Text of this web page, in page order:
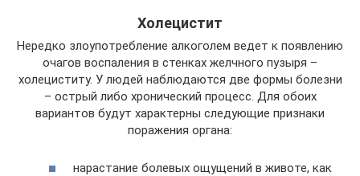
Холецистит
Нередко злоупотребление алкоголем ведет к появлению
очагов воспаления в стенках желчного пузыря –
холециститу. У людей наблюдаются две формы болезни
– острый либо хронический процесс. Для обоих
вариантов будут характерны следующие признаки
поражения органа:
нарастание болевых ощущений в животе, как